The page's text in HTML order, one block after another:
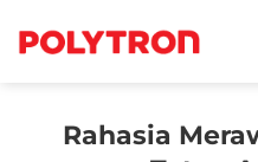
Rahasia